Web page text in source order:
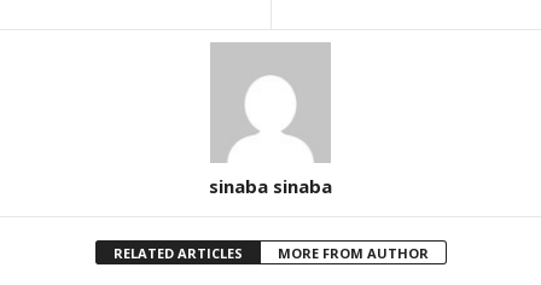
sinaba sinaba
RELATED ARTICLES MORE FROM AUTHOR